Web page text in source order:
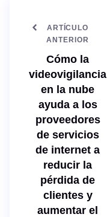
ARTÍCULO
ANTERIOR
Cómo la
videovigilancia
en la nube
ayuda a los
proveedores
de servicios
de internet a
reducir la
pérdida de
clientes y
aumentar el